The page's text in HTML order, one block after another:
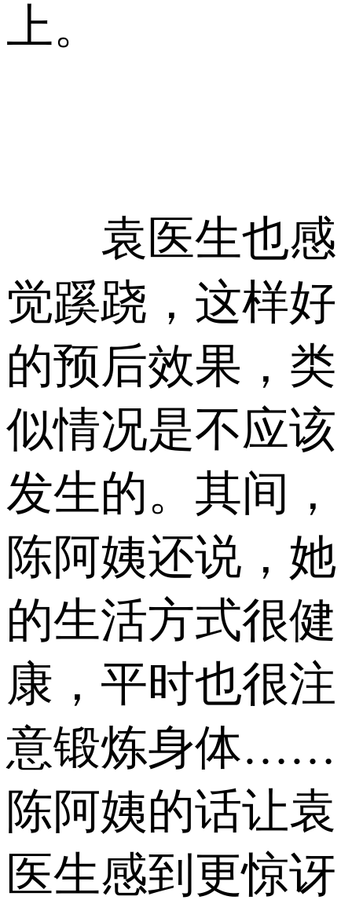
上。
袁医生也感
觉蹊跷，这样好
的预后效果，类
似情况是不应该
发生的。其间，
陈阿姨还说，她
的生活方式很健
康，平时也很注
意锻炼身体……
陈阿姨的话让袁
医生感到更惊讶